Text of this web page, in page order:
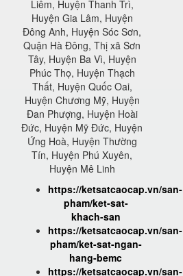
Liêm, Huyện Thanh Trì,
Huyện Gia Lâm, Huyện
Đông Anh, Huyện Sóc Sơn,
Quận Hà Đông, Thị xã Sơn
Tây, Huyện Ba Vì, Huyện
Phúc Thọ, Huyện Thạch
Thất, Huyện Quốc Oai,
Huyện Chương Mỹ, Huyện
Đan Phượng, Huyện Hoài
Đức, Huyện Mỹ Đức, Huyện
Ứng Hoà, Huyện Thường
Tín, Huyện Phú Xuyên,
Huyện Mê Linh
https://ketsatcaocap.vn/san-
pham/ket-sat-
khach-san
https://ketsatcaocap.vn/san-
pham/ket-sat-ngan-
hang-bemc
https://ketsatcaocap.vn/san-